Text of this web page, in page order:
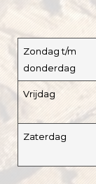
Zondag t/m
donderdag
Vrijdag
Zaterdag